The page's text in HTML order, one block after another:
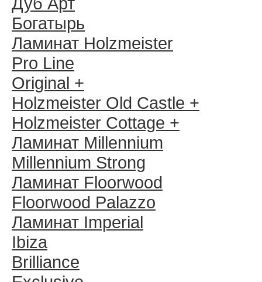
Богатырь
Ламинат Holzmeister
Pro Line
Original +
Holzmeister Old Castle +
Holzmeister Cottage +
Ламинат Millennium
Millennium Strong
Ламинат Floorwood
Floorwood Palazzo
Ламинат Imperial
Ibiza
Brilliance